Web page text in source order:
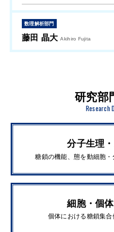
藤田 晶大 Akihiro Fujita
数理解析部門
研究部
Research
分子生理
糖鎖の機能、態を動細胞
細胞・個
個体における糖鎖集